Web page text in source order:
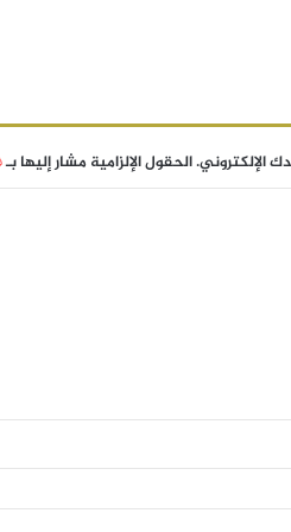
الإلكتروني.الحقول الإلزامية مشار إليها بـ